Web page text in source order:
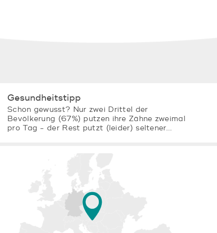
Gesundheitstipp
Schon gewusst? Nur zwei Drittel der
Bevölkerung (67%) putzen ihre Zähne zweimal
pro Tag - der Rest putzt (leider) seltener...